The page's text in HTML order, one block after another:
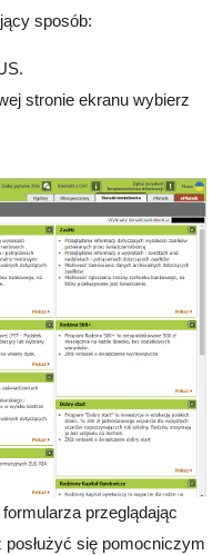
sposób:
stronie ekranu wybierz
przeglądając
posłużyć się pomocniczym